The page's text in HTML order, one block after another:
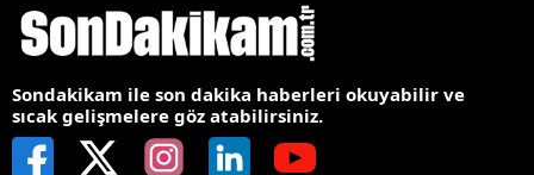
Sondakikam ile son dakika haberleri okuyabilir ve
sıcak gelişmelere göz atabilirsiniz.